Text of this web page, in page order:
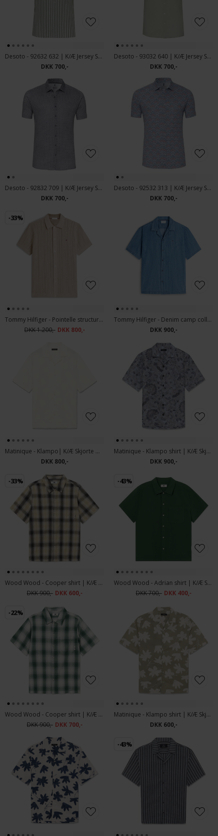
Desoto - 92632 632 | K/Æ Jersey Skjorte Green Stripes
DKK 700,-
Desoto - 93032 640 | K/Æ Jersey Skjorte Green Oxford
DKK 700,-
Desoto - 92832 709 | K/Æ Jersey Skjorte Light Grey Denim
DKK 700,-
Desoto - 92532 313 | K/Æ Jersey Skjote Dark Red Bluish
DKK 700,-
-33%
Tommy Hilfiger - Pointelle structure shirt | K/Æ Skjorte Batique Khaki
DKK 1.200,- DKK 800,-
Tommy Hilfiger - Denim camp collar shirt | K/Æ Skjorte Mid Blue Denim
DKK 900,-
Matinique - Klampo| K/Æ Skjorte Off White
DKK 800,-
Matinique - Klampo shirt | K/Æ Skjorte Tradewinds
DKK 900,-
-33%
Wood Wood - Cooper shirt | K/Æ Skjorte Pale Olive
DKK 900,- DKK 600,-
-43%
Wood Wood - Adrian shirt | K/Æ Skjorte Eden
DKK 700,- DKK 400,-
-22%
Wood Wood - Cooper shirt | K/Æ Skjorte Eden Check
DKK 900,- DKK 700,-
Matinique - Klampo shirt | K/Æ Skjorte Winter Twig
DKK 600,-
-43%